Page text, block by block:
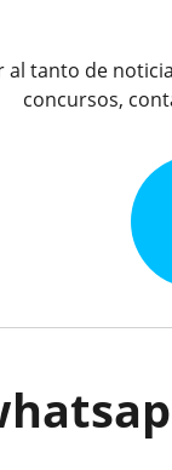
al tanto de
concursos,